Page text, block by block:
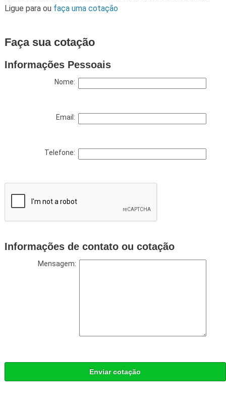
Ligue para ou faça uma cotação
Faça sua cotação
Informações Pessoais
Nome:
Email:
Telefone:
Informações de contato ou cotação
Mensagem:
Enviar cotação